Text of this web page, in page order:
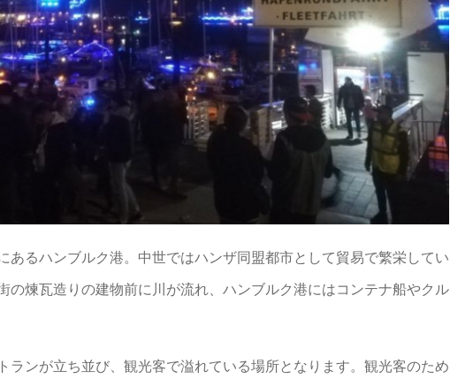
あるハンブルク港。中世ではハンザ同盟都市として貿易で繁栄してい
の煉瓦造りの建物前に川が流れ、ハンブルク港にはコンテナ船やクル
ランが立ち並び、観光客で溢れている場所となります。観光客のため